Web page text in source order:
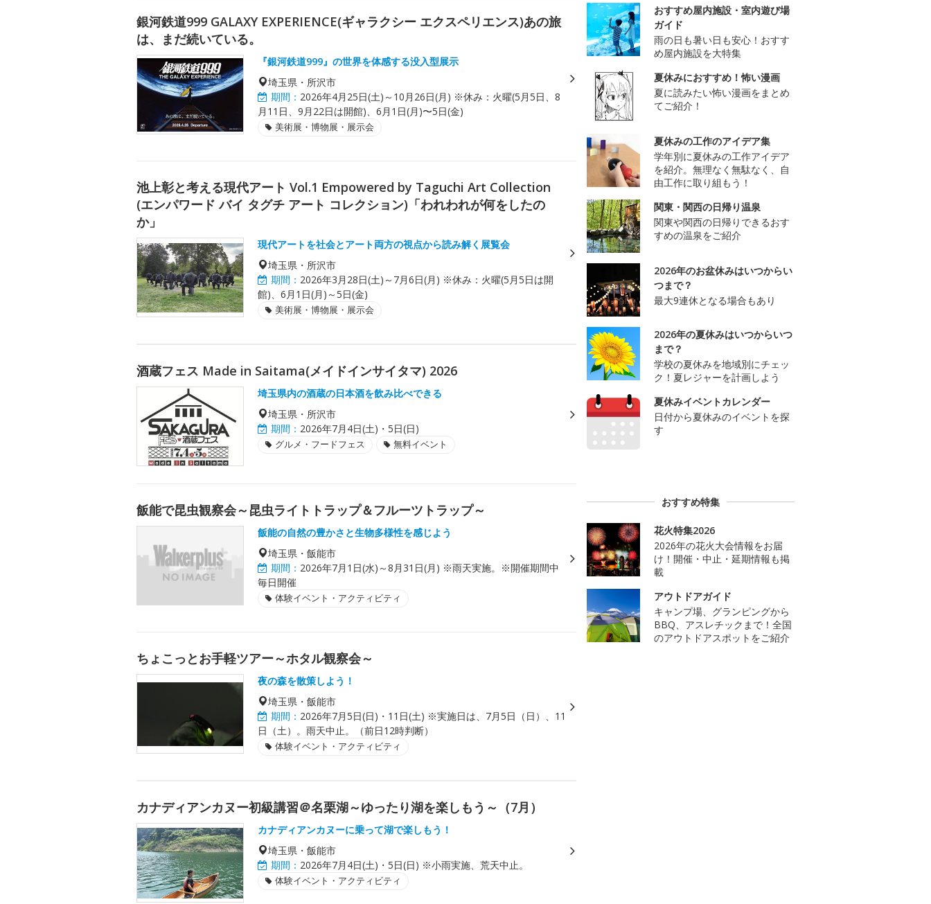
銀河鉄道999 GALAXY EXPERIENCE(ギャラクシー エクスペリエンス)あの旅
は、まだ続いている。
『銀河鉄道999』の世界を体感する没入型展示
埼玉県・所沢市
期間： 2026年4月25日(土)～10月26日(月) ※休み：火曜(5月5日、8
月11日、9月22日は開館)、6月1日(月)〜5日(金)
美術展・博物展・展示会
池上彰と考える現代アート Vol.1 Empowered by Taguchi Art Collection
(エンパワード バイ タグチ アート コレクション)「われわれが何をしたの
か」
現代アートを社会とアート両方の視点から読み解く展覧会
埼玉県・所沢市
期間： 2026年3月28日(土)～7月6日(月) ※休み：火曜(5月5日は開
館)、6月1日(月)～5日(金)
美術展・博物展・展示会
酒蔵フェス Made in Saitama(メイドインサイタマ) 2026
埼玉県内の酒蔵の日本酒を飲み比べできる
埼玉県・所沢市
期間： 2026年7月4日(土)・5日(日)
グルメ・フードフェス 無料イベント
飯能で昆虫観察会～昆虫ライトトラップ＆フルーツトラップ～
飯能の自然の豊かさと生物多様性を感じよう
埼玉県・飯能市
期間： 2026年7月1日(水)～8月31日(月) ※雨天実施。※開催期間中
毎日開催
体験イベント・アクティビティ
ちょこっとお手軽ツアー～ホタル観察会～
夜の森を散策しよう！
埼玉県・飯能市
期間： 2026年7月5日(日)・11日(土) ※実施日は、7月5日（日）、11
日（土）。雨天中止。（前日12時判断）
体験イベント・アクティビティ
カナディアンカヌー初級講習＠名栗湖～ゆったり湖を楽しもう～（7月）
カナディアンカヌーに乗って湖で楽しもう！
埼玉県・飯能市
期間： 2026年7月4日(土)・5日(日) ※小雨実施、荒天中止。
体験イベント・アクティビティ
おすすめ屋内施設・室内遊び場
ガイド
雨の日も暑い日も安心！おすす
め屋内施設を大特集
夏休みにおすすめ！怖い漫画
夏に読みたい怖い漫画をまとめ
てご紹介！
夏休みの工作のアイデア集
学年別に夏休みの工作アイデア
を紹介。無理なく無駄なく、自
由工作に取り組もう！
関東・関西の日帰り温泉
関東や関西の日帰りできるおす
すめの温泉をご紹介
2026年のお盆休みはいつからい
つまで？
最大9連休となる場合もあり
2026年の夏休みはいつからいつ
まで？
学校の夏休みを地域別にチェッ
ク！夏レジャーを計画しよう
夏休みイベントカレンダー
日付から夏休みのイベントを探
す
おすすめ特集
花火特集2026
2026年の花火大会情報をお届
け！開催・中止・延期情報も掲
載
アウトドアガイド
キャンプ場、グランピングから
BBQ、アスレチックまで！全国
のアウトドアスポットをご紹介